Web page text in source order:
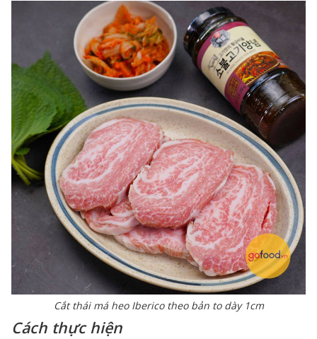
Cắt thái má heo Iberico theo bản to dày 1cm
Cách thực hiện